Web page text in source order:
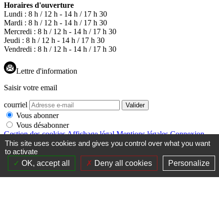
Horaires d'ouverture
Lundi : 8 h / 12 h - 14 h / 17 h 30
Mardi : 8 h / 12 h - 14 h / 17 h 30
Mercredi : 8 h / 12 h - 14 h / 17 h 30
Jeudi : 8 h / 12 h - 14 h / 17 h 30
Vendredi : 8 h / 12 h - 14 h / 17 h 30
Lettre d'information
Saisir votre email
courriel Valider
Vous abonner
Vous désabonner
Gestion des cookiesAffichage légal Mentions légales Connexion
Contribuer Plan de site Accessibilité : partiellement conforme
Façonné par
Remonter
en
haut
This site uses cookies and gives you control over what you want
to activate
OK, accept all
Deny all cookies Personalize